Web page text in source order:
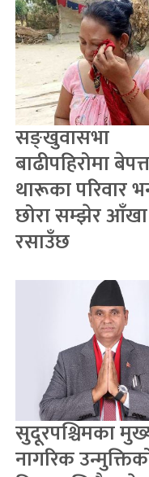
सङ्खुवासभा
बाढीपहिरोमा
थारूका परिवार
छोरा सम्झेर आँखा
रसाउँछ
सुदूरपश्चिमका
नागरिक